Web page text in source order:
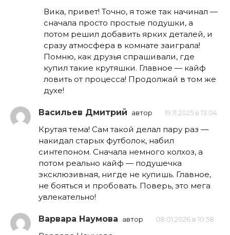
Вика, привет! Точно, я тоже так начинал —
сначала просто простые подушки, а
потом решил добавить ярких деталей, и
сразу атмосфера в комнате заиграла!
Помню, как друзья спрашивали, где
купил такие крутяшки. Главное — кайф
ловить от процесса! Продолжай в том же
духе!
Васильев Дмитрий автор 19.11.2025 в 13:04
Крутая тема! Сам такой делал пару раз —
накидал старых футболок, набил
синтепоном. Сначала немного колхоз, а
потом реально кайф — подушечка
эксклюзивная, нигде не купишь. Главное,
не бояться и пробовать. Поверь, это мега
увлекательно!
Варвара Наумова автор 08.01.2026 в 10:58